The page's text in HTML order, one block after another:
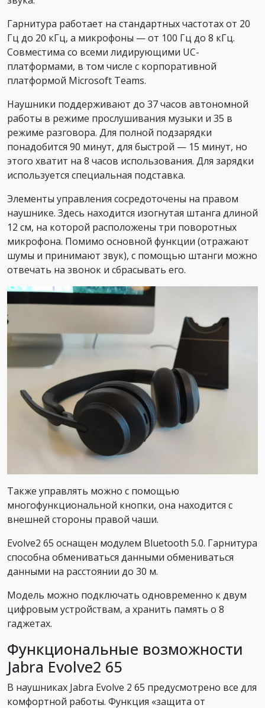
Гарнитура работает на стандартных частотах от 20
Гц до 20 кГц, а микрофоны — от 100 Гц до 8 кГц.
Совместима со всеми лидирующими UC-
платформами, в том числе с корпоративной
платформой Microsoft Teams.
Наушники поддерживают до 37 часов автономной
работы в режиме прослушивания музыки и 35 в
режиме разговора. Для полной подзарядки
понадобится 90 минут, для быстрой — 15 минут, но
этого хватит на 8 часов использования. Для зарядки
используется специальная подставка.
Элементы управления сосредоточены на правом
наушнике. Здесь находится изогнутая штанга длиной
12 см, на которой расположены три поворотных
микрофона. Помимо основной функции (отражают
шумы и принимают звук), с помощью штанги можно
отвечать на звонок и сбрасывать его.
Также управлять можно с помощью
многофункциональной кнопки, она находится с
внешней стороны правой чаши.
Evolve2 65 оснащен модулем Bluetooth 5.0. Гарнитура
способна обмениваться данными обмениваться
данными на расстоянии до 30 м.
Модель можно подключать одновременно к двум
цифровым устройствам, а хранить память о 8
гаджетах.
Функциональные возможности
Jabra Evolve2 65
В наушниках Jabra Evolve 2 65 предусмотрено все для
комфортной работы. Функция «защита от